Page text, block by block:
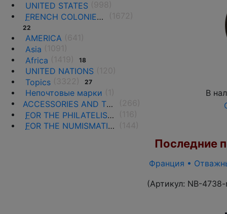
UNITED STATES
FRENCH COLONIES AND THE TERRITORIES
22
AMERICA
Asia
Africa
18
UNITED NATIONS
Topics
27
Непочтовые марки
ACCESSORIES AND THE LITERATURE
FOR THE PHILATELISTS
FOR THE NUMISMATISTS
В
Последние
Франция •
(Артикул: NB-4738-